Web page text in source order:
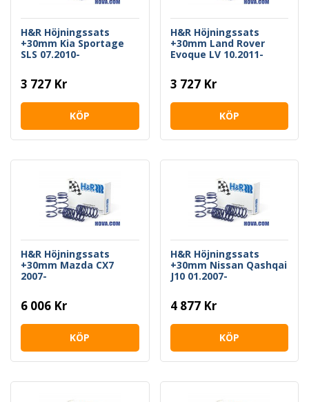
H&R Höjningssats
+30mm Kia Sportage
SLS 07.2010-
3 727 Kr
KÖP
H&R Höjningssats
+30mm Land Rover
Evoque LV 10.2011-
3 727 Kr
KÖP
H&R Höjningssats
+30mm Mazda CX7
2007-
6 006 Kr
KÖP
H&R Höjningssats
+30mm Nissan Qashqai
J10 01.2007-
4 877 Kr
KÖP